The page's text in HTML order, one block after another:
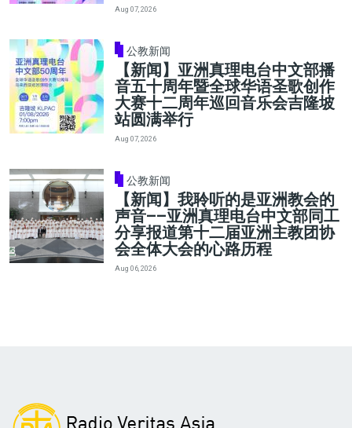
Aug 07, 2026
公教新闻
【新闻】亚洲真理电台中文部播
音五十周年暨全球华语圣歌创作
大赛十二周年巡回音乐会吉隆坡
站圆满举行
Aug 07, 2026
公教新闻
【新闻】我聆听的是亚洲教会的
声音——亚洲真理电台中文部同工
分享报道第十二届亚洲主教团协
会全体大会的心路历程
Aug 06, 2026